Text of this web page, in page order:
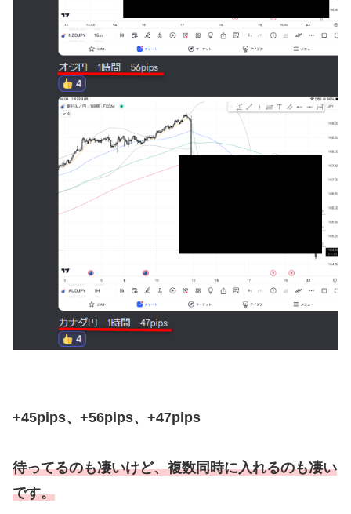
+45pips、+56pips、+47pips
待ってるのも凄いけど、複数同時に入れるのも凄い
です。